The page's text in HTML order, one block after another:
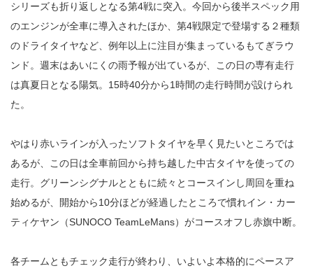
シリーズも折り返しとなる第4戦に突入。今回から後半スペック用
のエンジンが全車に導入されたほか、第4戦限定で登場する２種類
のドライタイヤなど、例年以上に注目が集まっているもてぎラウ
ンド。週末はあいにくの雨予報が出ているが、この日の専有走行
は真夏日となる陽気。15時40分から1時間の走行時間が設けられ
た。
やはり赤いラインが入ったソフトタイヤを早く見たいところでは
あるが、この日は全車前回から持ち越した中古タイヤを使っての
走行。グリーンシグナルとともに続々とコースインし周回を重ね
始めるが、開始から10分ほどが経過したところで慣れイン・カー
ティケヤン（SUNOCO TeamLeMans）がコースオフし赤旗中断。
各チームともチェック走行が終わり、いよいよ本格的にペースア